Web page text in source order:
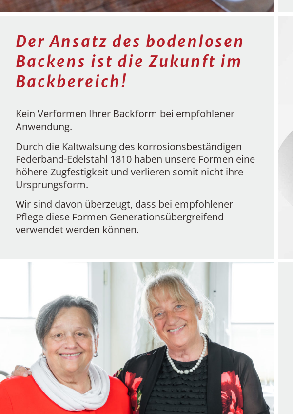
Der Ansatz des bodenlosen
Backens ist die Zukunft im
Backbereich!
Kein Verformen Ihrer Backform bei empfohlener
Anwendung.
Durch die Kaltwalsung des korrosionsbeständigen
Federband-Edelstahl 1810 haben unsere Formen eine
höhere Zugfestigkeit und verlieren somit nicht ihre
Ursprungsform.
Wir sind davon überzeugt, dass bei empfohlener
Pflege diese Formen Generationsübergreifend
verwendet werden können.